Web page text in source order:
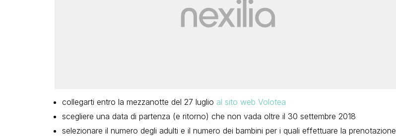
collegarti entro la mezzanotte del 27 luglio al sito web Volotea
scegliere una data di partenza (e ritorno) che non vada oltre il 30 settembre 2018
selezionare il numero degli adulti e il numero dei bambini per i quali effettuare la prenotazione